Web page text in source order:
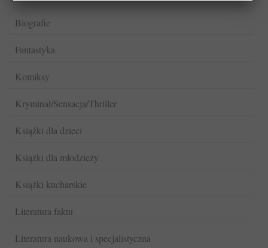
Biografie
Fantastyka
Komiksy
Kryminał/Sensacja/Thriller
Książki dla dzieci
Książki dla młodzieży
Książki kucharskie
Literatura faktu
Literatura naukowa i specjalistyczna